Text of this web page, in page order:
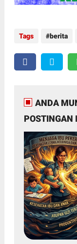
Tags berita
ANDA
POSTINGAN